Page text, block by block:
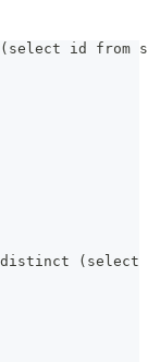
id from
distinct